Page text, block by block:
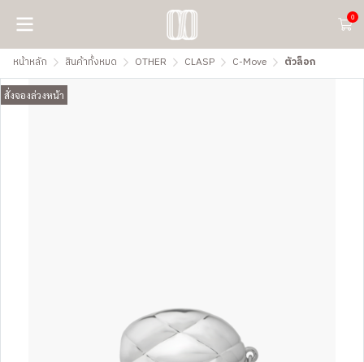
0
หน้าหลัก สินค้าทั้งหมด OTHER CLASP C-Move ตัวล็อก
สั่งจองล่วงหน้า